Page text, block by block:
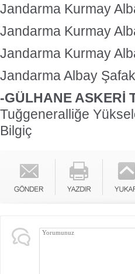
Jandarma Kurmay
Jandarma Kurmay
Jandarma Kurmay
Jandarma Albay
-GÜLHANE ASKERİ
Tuğgeneralliğe
Bilgiç